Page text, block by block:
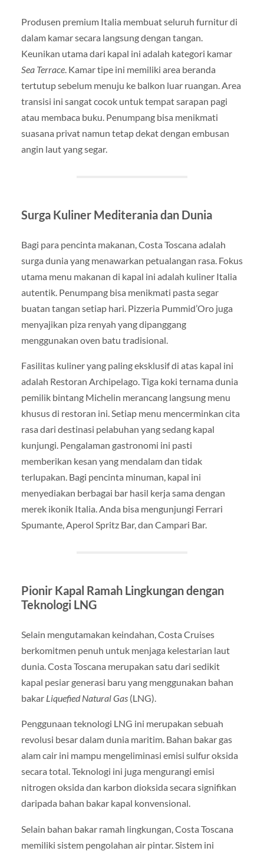
Produsen premium Italia membuat seluruh furnitur di
dalam kamar secara langsung dengan tangan.
Keunikan utama dari kapal ini adalah kategori kamar
Sea Terrace. Kamar tipe ini memiliki area beranda
tertutup sebelum menuju ke balkon luar ruangan. Area
transisi ini sangat cocok untuk tempat sarapan pagi
atau membaca buku. Penumpang bisa menikmati
suasana privat namun tetap dekat dengan embusan
angin laut yang segar.
Surga Kuliner Mediterania dan Dunia
Bagi para pencinta makanan, Costa Toscana adalah
surga dunia yang menawarkan petualangan rasa. Fokus
utama menu makanan di kapal ini adalah kuliner Italia
autentik. Penumpang bisa menikmati pasta segar
buatan tangan setiap hari. Pizzeria Pummid’Oro juga
menyajikan piza renyah yang dipanggang
menggunakan oven batu tradisional.
Fasilitas kuliner yang paling eksklusif di atas kapal ini
adalah Restoran Archipelago. Tiga koki ternama dunia
pemilik bintang Michelin merancang langsung menu
khusus di restoran ini. Setiap menu mencerminkan cita
rasa dari destinasi pelabuhan yang sedang kapal
kunjungi. Pengalaman gastronomi ini pasti
memberikan kesan yang mendalam dan tidak
terlupakan. Bagi pencinta minuman, kapal ini
menyediakan berbagai bar hasil kerja sama dengan
merek ikonik Italia. Anda bisa mengunjungi Ferrari
Spumante, Aperol Spritz Bar, dan Campari Bar.
Pionir Kapal Ramah Lingkungan dengan
Teknologi LNG
Selain mengutamakan keindahan, Costa Cruises
berkomitmen penuh untuk menjaga kelestarian laut
dunia. Costa Toscana merupakan satu dari sedikit
kapal pesiar generasi baru yang menggunakan bahan
bakar Liquefied Natural Gas(LNG).
Penggunaan teknologi LNG ini merupakan sebuah
revolusi besar dalam dunia maritim. Bahan bakar gas
alam cair ini mampu mengeliminasi emisi sulfur oksida
secara total. Teknologi ini juga mengurangi emisi
nitrogen oksida dan karbon dioksida secara signifikan
daripada bahan bakar kapal konvensional.
Selain bahan bakar ramah lingkungan, Costa Toscana
memiliki sistem pengolahan air pintar. Sistem ini